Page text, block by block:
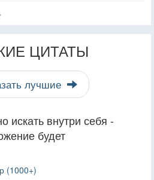
ЦИТАТЫ
лучшие
искать внутри себя -
будет
(1000+)